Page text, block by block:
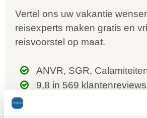
Vertel ons uw vakantie
reisexperts maken gratis en
reisvoorstel op maat.
ANVR, SGR,
9,8 in 569 klantenreviews